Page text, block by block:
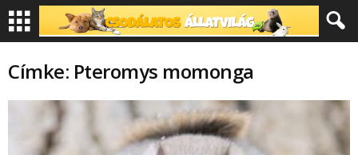
Címke: Pteromys momonga